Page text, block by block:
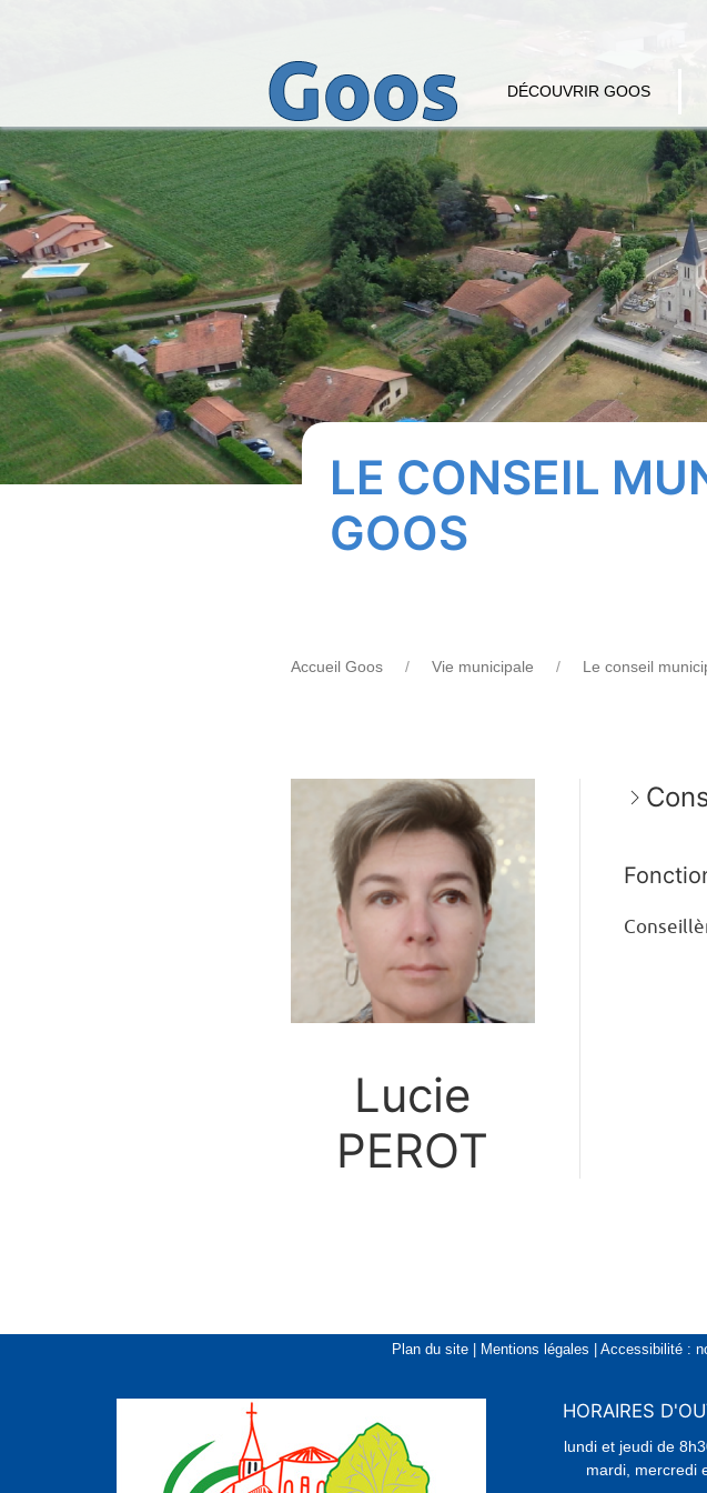
DÉCOUVRIR GOOS
LE CONSEIL
GOOS
Accueil Goos Vie municipale Le conseil
Lucie
PEROT
Plan du site| Mentions légales Accessibilité :
HORAIRES
lundi et jeudi de
mardi, mercredi